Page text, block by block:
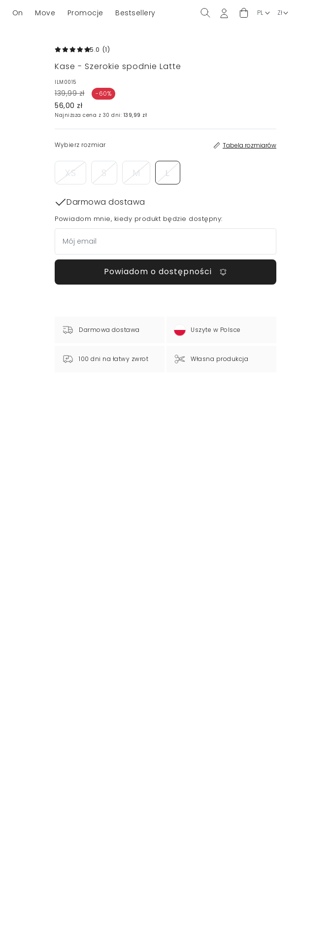
On Move Promocje Bestsellery
5.0 (1)
Kase - Szerokie spodnie Latte
ILM0015
139,99 zł -60%
56,00 zł
Najniższa cena z 30 dni: 139,99 zł
Wybierz rozmiar Tabela rozmiarów
XS S M L
Darmowa dostawa
Powiadom mnie, kiedy produkt będzie dostępny:
Powiadom o dostępności
Darmowa dostawa Uszyte w Polsce
100 dni na łatwy zwrot Własna produkcja